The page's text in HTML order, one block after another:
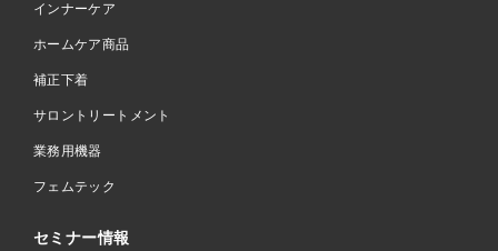
インナーケア
ホームケア商品
補正下着
サロントリートメント
業務用機器
フェムテック
セミナー情報